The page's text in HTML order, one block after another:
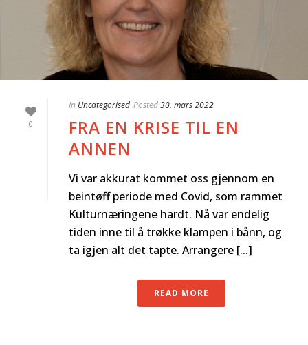
0
In Uncategorised Posted30. mars 2022
FRA EN KRISE TIL EN
ANNEN
Vi var akkurat kommet oss gjennom en
beintøff periode med Covid, som rammet
Kulturnæringene hardt. Nå var endelig
tiden inne til å trøkke klampen i bånn, og
ta igjen alt det tapte. Arrangere [...]
READ MORE